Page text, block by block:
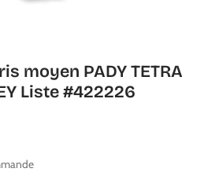
moyen PADY TETRA
Liste #422226